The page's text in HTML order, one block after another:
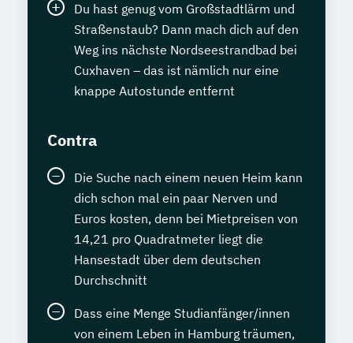
Kaufmännisches Praxiswissen
Key-Account-Manager
Kinder- und Jugendbuchautor
Kindererziehung Kraftfahrzeugtechnik
Kreatives Schreiben
Latein Grundkurs
Lehrerfortbildung - multimediale
Unterrichtsgestaltung
Lerncoach
Logistikmanagement
Logistikmeister
Managementassistent (bSb)
Marketing und Marktforschung
Materialwirtschaft mit SAP®ERP
Mathematik - Mittelstufe
Tierheilpraktiker + Veterinär-Akupunktur
für Pferde
Tierheilpraktiker + Veterinär-
Heilpflanzenkunde
Tierheilpraktiker/-in mit zusätzlicher
Traumafachberater/-in
Veterinärakupunktur für Kleintiere
Veterinärakupunktur für Kleintiere und
Veterinärakupunktur für Pferde
Veterinärheilpflanzenkunde
Du hast genug vom Großstadtlärm und
Straßenstaub? Dann mach dich auf den
Weg ins nächste Nordseestrandbad bei
Cuxhaven – das ist nämlich nur eine
knappe Autostunde entfernt
Contra
Die Suche nach einem neuen Heim kann
dich schon mal ein paar Nerven und
Euros kosten, denn bei Mietpreisen von
14,21 pro Quadratmeter liegt die
Hansestadt über dem deutschen
Durchschnitt
Dass eine Menge Studianfänger/innen
von einem Leben in Hamburg träumen,